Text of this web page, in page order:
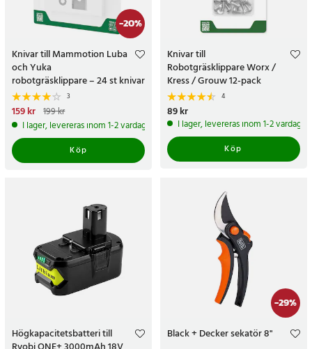
-20%
Knivar till Mammotion Luba
och Yuka
robotgräsklippare – 24 st knivar
i rostfritt stål 3
Nuvarande pris
pris:199 kr
159 kr 199 kr
I lager, levereras inom 1-2 vardagar
Köp
Knivar till
Robotgräsklippare Worx /
Kress / Grouw 12-pack
4
Pris:89 kr
89 kr
I lager, levereras inom 1-2 vardagar
Köp
Högkapacitetsbatteri till
-29%
Black + Decker sekatör 8"